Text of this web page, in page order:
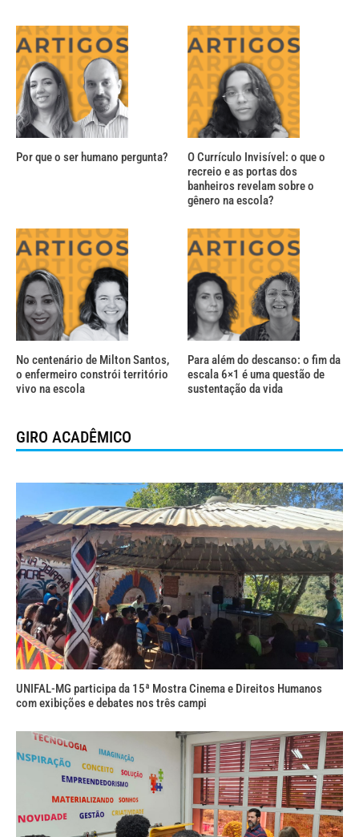
Por que o ser humano pergunta?
O Currículo Invisível: o que o
recreio e as portas dos
banheiros revelam sobre o
gênero na escola?
No centenário de Milton Santos,
o enfermeiro constrói território
vivo na escola
Para além do descanso: o fim da
escala 6×1 é uma questão de
sustentação da vida
GIRO ACADÊMICO
UNIFAL-MG participa da 15ª Mostra Cinema e Direitos Humanos
com exibições e debates nos três campi